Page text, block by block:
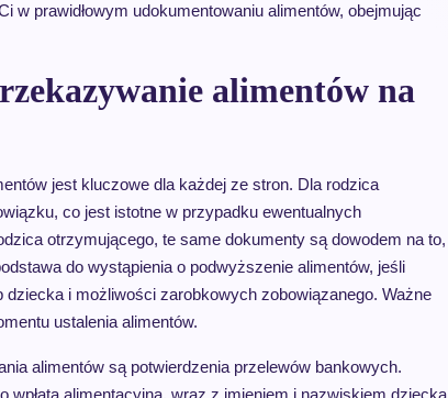
w prawidłowym udokumentowaniu alimentów, obejmując
alimentów na
jest kluczowe dla każdej ze stron. Dla rodzica
co jest istotne w przypadku ewentualnych
otrzymującego, te same dokumenty są dowodem na to,
do wystąpienia o podwyższenie alimentów, jeśli
i możliwości zarobkowych zobowiązanego. Ważne
ustalenia alimentów.
alimentów są potwierdzenia przelewów bankowych.
alimentacyjna, wraz z imieniem i nazwiskiem dziecka